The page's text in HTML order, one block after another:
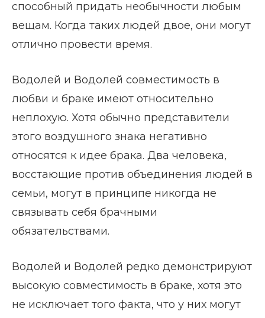
способный придать необычности любым
вещам. Когда таких людей двое, они могут
отлично провести время.
Водолей и Водолей совместимость в
любви и браке имеют относительно
неплохую. Хотя обычно представители
этого воздушного знака негативно
относятся к идее брака. Два человека,
восстающие против объединения людей в
семьи, могут в принципе никогда не
связывать себя брачными
обязательствами.
Водолей и Водолей редко демонстрируют
высокую совместимость в браке, хотя это
не исключает того факта, что у них могут